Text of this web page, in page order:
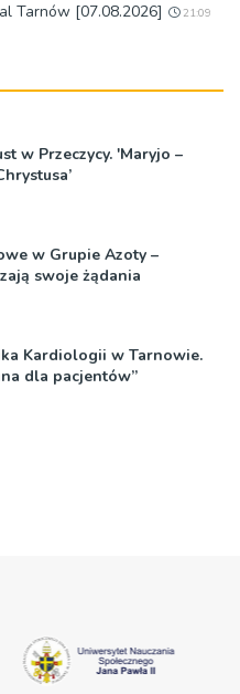
Tarnów [07.08.2026] 21:09
w Przeczycy. 'Maryjo –
w Grupie Azoty –
swoje żądania
Kardiologii w Tarnowie.
dla pacjentów”